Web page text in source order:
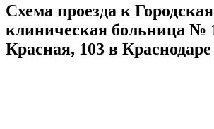
Схема проезда к Городская
клиническая больница №
Красная, 103 в Краснодаре